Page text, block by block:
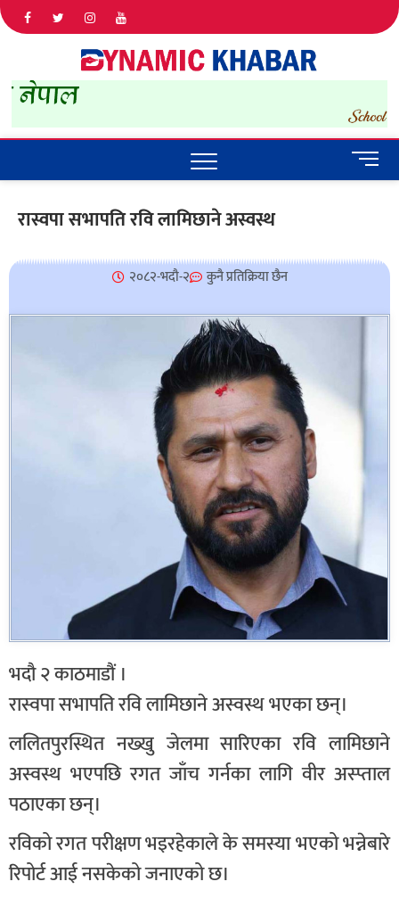
IN NEPAL
M
e
u
o
रास्वपा सभापति रवि लामिछाने अस्वस्थ
२०८२-भदौ-२ कुनै प्रतिक्रिया छैन
भदौ २ काठमाडौं ।
रास्वपा सभापति रवि लामिछाने अस्वस्थ भएका छन्।
ललितपुरस्थित नख्खु जेलमा सारिएका रवि लामिछाने
अस्वस्थ भएपछि रगत जाँच गर्नका लागि वीर अस्प्ताल
पठाएका छन्।
रविको रगत परीक्षण भइरहेकाले के समस्या भएको भन्नेबारे
रिपोर्ट आई नसकेको जनाएको छ।